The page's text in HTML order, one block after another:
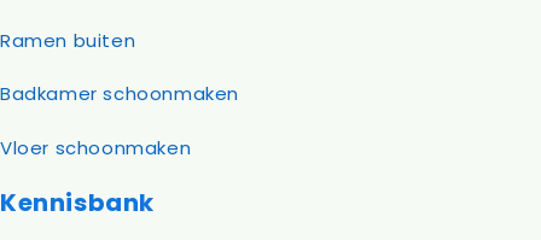
Ramen buiten
Badkamer schoonmaken
Vloer schoonmaken
Kennisbank